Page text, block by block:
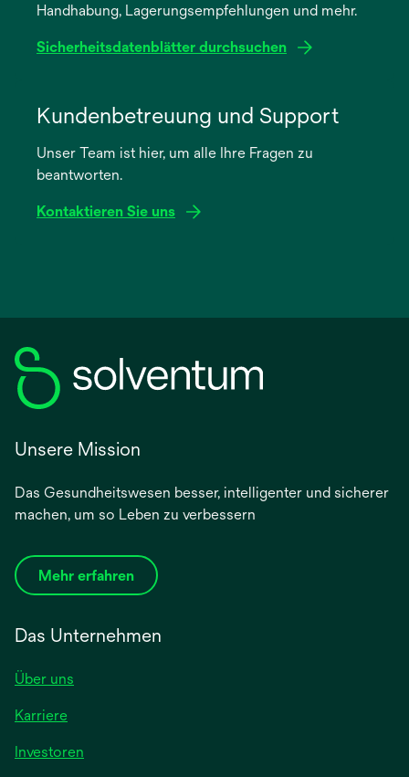
Registerkarte
Handhabung, Lagerungsempfehlungen und mehr.
Sicherheitsdatenblätter durchsuchen
neuen
Registerkarte
Kundenbetreuung und Support
Unser Team ist hier, um alle Ihre Fragen zu
beantworten.
Kontaktieren Sie uns
Unsere Mission
Das Gesundheitswesen besser, intelligenter und sicherer
machen, um so Leben zu verbessern
Mehr erfahren
Das Unternehmen
Über uns
Karriere
Investoren